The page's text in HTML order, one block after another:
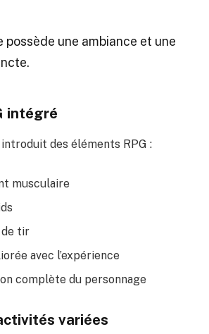
possède une ambiance et une
intégré
introduit des éléments RPG :
musculaire
de tir
avec l’expérience
complète du personnage
variées